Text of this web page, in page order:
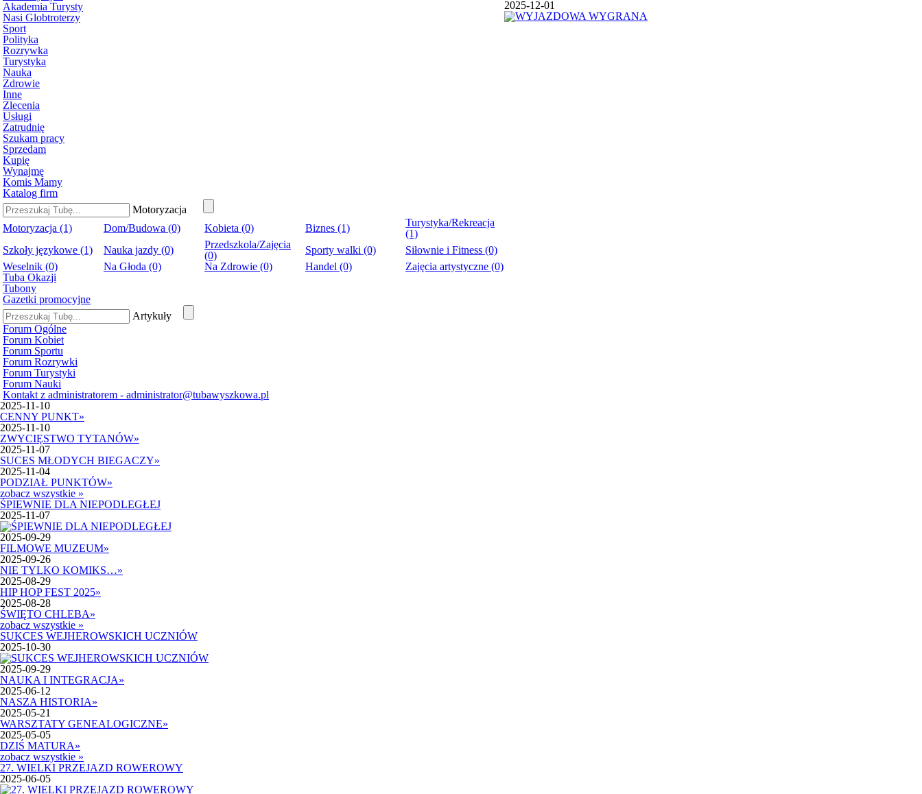
Akademia Turysty
Nasi Globtroterzy
Sport
Polityka
Rozrywka
Turystyka
Nauka
Zdrowie
Inne
Zlecenia
Usługi
Zatrudnię
Szukam pracy
Sprzedam
Kupię
Wynajmę
Komis Mamy
Katalog firm
Motoryzacja
Motoryzacja (1)
Dom/Budowa (0) Kobieta (0) Biznes (1)
Turystyka/Rekreacja
(1)
Szkoły językowe (1)
Nauka jazdy (0)
Przedszkola/Zajęcia
(0)
Sporty walki (0)
Siłownie i Fitness (0)
Weselnik (0)
Na Głoda (0) Na Zdrowie (0) Handel (0)
Zajęcia artystyczne (0)
Tuba Okazji
Tubony
Gazetki promocyjne
Artykuły
Forum Ogólne
Forum Kobiet
Forum Sportu
Forum Rozrywki
Forum Turystyki
Forum Nauki
Kontakt z administratorem - administrator@tubawyszkowa.pl
2025-12-01
2025-11-10
CENNY PUNKT»
2025-11-10
ZWYCIĘSTWO TYTANÓW»
2025-11-07
SUCES MŁODYCH BIEGACZY»
2025-11-04
PODZIAŁ PUNKTÓW»
zobacz wszystkie »
ŚPIEWNIE DLA NIEPODLEGŁEJ
2025-11-07
2025-09-29
FILMOWE MUZEUM»
2025-09-26
NIE TYLKO KOMIKS…»
2025-08-29
HIP HOP FEST 2025»
2025-08-28
ŚWIĘTO CHLEBA»
zobacz wszystkie »
SUKCES WEJHEROWSKICH UCZNIÓW
2025-10-30
2025-09-29
NAUKA I INTEGRACJA»
2025-06-12
NASZA HISTORIA»
2025-05-21
WARSZTATY GENEALOGICZNE»
2025-05-05
DZIŚ MATURA»
zobacz wszystkie »
27. WIELKI PRZEJAZD ROWEROWY
2025-06-05